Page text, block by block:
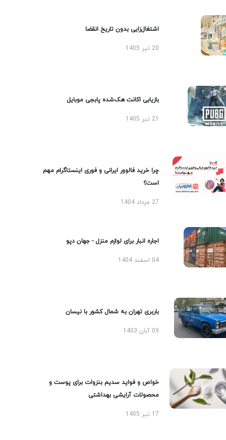
اشتغال‌زایی بدون تاریخ انقضا
20 تیر 1405
بازیابی اکانت هک‌شده پابجی موبایل
چرا خرید فالوور ایرانی و فوری اینستاگرام مهم
است؟
27 مرداد 1404
اجاره انبار برای لوازم منزل - جهان دپو
04 اسفند 1404
باربری تهران به شمال کشور با نیسان
09 آبان 1403
خواص و فواید سدیم بنزوات برای پوست و
محصولات آرایشی بهداشتی
17 تیر 1405